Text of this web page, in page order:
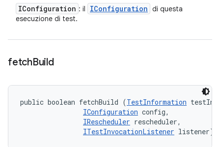
IConfiguration : il IConfiguration di questa
esecuzione di test.
fetchBuild
public boolean fetchBuild (TestInformation
IConfiguration config,
IRescheduler rescheduler,
ITestInvocationListener listener)